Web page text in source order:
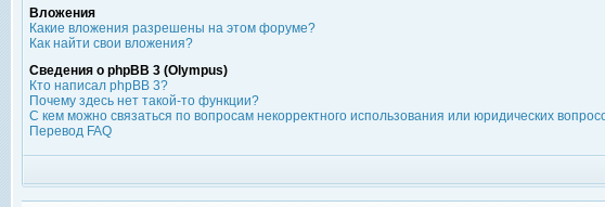
Вложения
Какие вложения разрешены на этом форуме?
Как найти свои вложения?
Сведения о phpBB 3 (Olympus)
Кто написал phpBB 3?
Почему здесь нет такой-то функции?
С кем можно связаться по вопросам некорректного использования или юридических
Перевод FAQ